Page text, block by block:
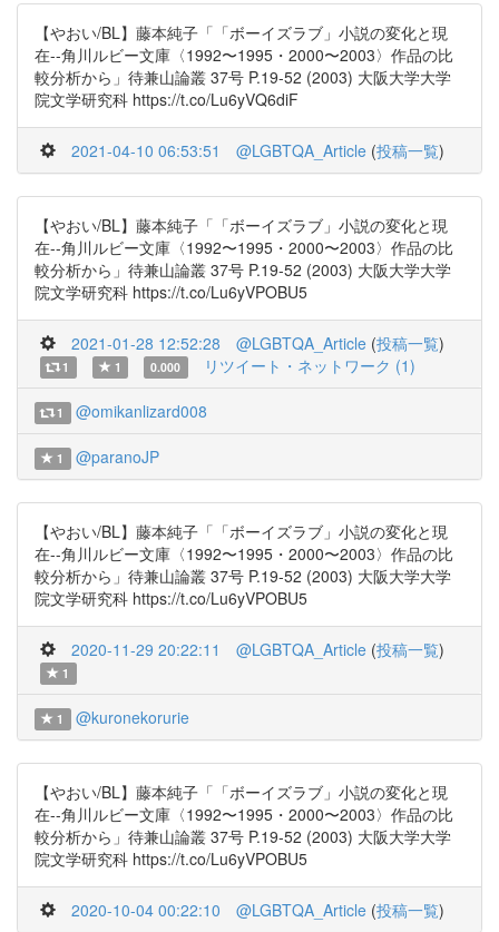
【やおい/BL】藤本純子「「ボーイズラブ」小説の変化と現
在--角川ルビー文庫〈1992〜1995・2000〜2003〉作品の比
較分析から」待兼山論叢 37号 P.19-52 (2003) 大阪大学大学
院文学研究科 https://t.co/Lu6yVQ6diF
2021-04-10 06:53:51 @LGBTQA_Article (投稿一覧)
【やおい/BL】藤本純子「「ボーイズラブ」小説の変化と現
在--角川ルビー文庫〈1992〜1995・2000〜2003〉作品の比
較分析から」待兼山論叢 37号 P.19-52 (2003) 大阪大学大学
院文学研究科 https://t.co/Lu6yVPOBU5
2021-01-28 12:52:28 @LGBTQA_Article (投稿一覧)
1 1 0.000 リツイート・ネットワーク (1)
1 @omikanlizard008
1 @paranoJP
【やおい/BL】藤本純子「「ボーイズラブ」小説の変化と現
在--角川ルビー文庫〈1992〜1995・2000〜2003〉作品の比
較分析から」待兼山論叢 37号 P.19-52 (2003) 大阪大学大学
院文学研究科 https://t.co/Lu6yVPOBU5
2020-11-29 20:22:11 @LGBTQA_Article (投稿一覧)
1
1 @kuronekorurie
【やおい/BL】藤本純子「「ボーイズラブ」小説の変化と現
在--角川ルビー文庫〈1992〜1995・2000〜2003〉作品の比
較分析から」待兼山論叢 37号 P.19-52 (2003) 大阪大学大学
院文学研究科 https://t.co/Lu6yVPOBU5
2020-10-04 00:22:10 @LGBTQA_Article (投稿一覧)